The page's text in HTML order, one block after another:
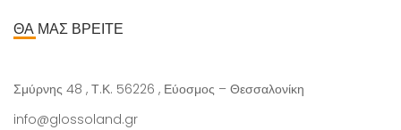
ΘΑ ΜΑΣ ΒΡΕΙΤΕ
Σμύρνης 48 , Τ.Κ. 56226 , Εύοσμος – Θεσσαλονίκη
info@glossoland.gr